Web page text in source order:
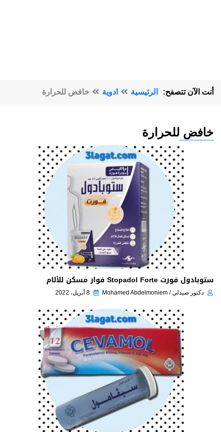
أنت الآن تتصفح: الرئيسية ادوية خافض للحرارة
خافض للحرارة
ستوبادول فورت Stopadol Forte فوار مسكن للألام
دكتور صيدلي / Mohamed Abdelmoniem 8 أبريل، 2022